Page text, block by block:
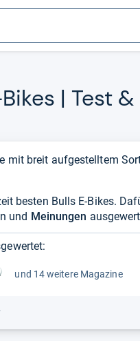
| Test
mit breit aufgestelltem
besten Bulls E-Bikes.
und Meinungen
und 14 weitere Magazine